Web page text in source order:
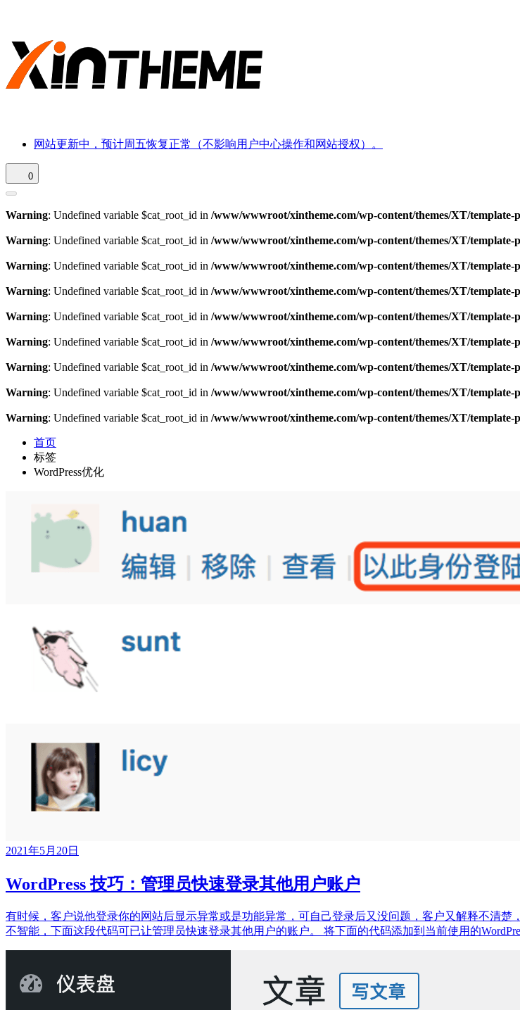
网站更新中，预计周五恢复正常（不影响用户中心操作和网站授权）。
0
Warning: Undefined variable $cat_root_id in /www/wwwroot/xintheme.com/wp-content/themes/XT/template-
Warning: Undefined variable $cat_root_id in /www/wwwroot/xintheme.com/wp-content/themes/XT/template-
Warning: Undefined variable $cat_root_id in /www/wwwroot/xintheme.com/wp-content/themes/XT/template-
Warning: Undefined variable $cat_root_id in /www/wwwroot/xintheme.com/wp-content/themes/XT/template-
Warning: Undefined variable $cat_root_id in /www/wwwroot/xintheme.com/wp-content/themes/XT/template-
Warning: Undefined variable $cat_root_id in /www/wwwroot/xintheme.com/wp-content/themes/XT/template-
Warning: Undefined variable $cat_root_id in /www/wwwroot/xintheme.com/wp-content/themes/XT/template-
Warning: Undefined variable $cat_root_id in /www/wwwroot/xintheme.com/wp-content/themes/XT/template-
Warning: Undefined variable $cat_root_id in /www/wwwroot/xintheme.com/wp-content/themes/XT/template-
首页
标签
WordPress优化
2021年5月20日
WordPress 技巧：管理员快速登录其他用户账户
有时候，客户说他登录你的网站后显示异常或是功能异常，可自己登录后又没问题，客户又解释不清
不智能，下面这段代码可已让管理员快速登录其他用户的账户。 将下面的代码添加到当前使用的